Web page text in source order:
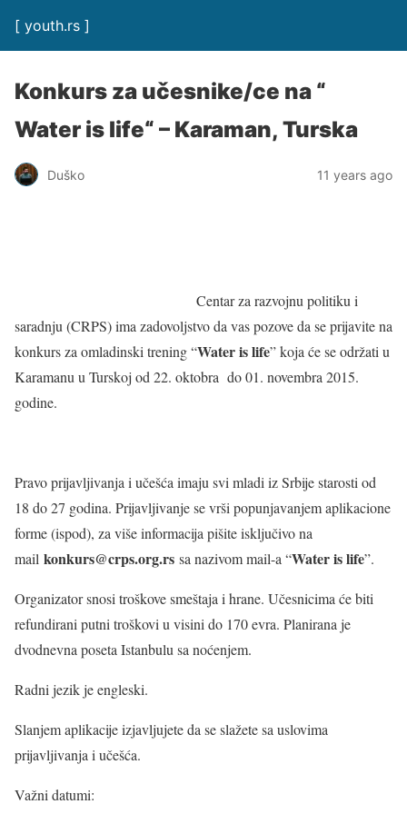
[ youth.rs ]
Konkurs za učesnike/ce na “
Water is life“ – Karaman, Turska
Duško 11 years ago
Centar za razvojnu politiku i
saradnju (CRPS) ima zadovoljstvo da vas pozove da se prijavite na
konkurs za omladinski trening “Water is life” koja će se održati u
Karamanu u Turskoj od 22. oktobra do 01. novembra 2015.
godine.
Pravo prijavljivanja i učešća imaju svi mladi iz Srbije starosti od
18 do 27 godina. Prijavljivanje se vrši popunjavanjem aplikacione
forme (ispod), za više informacija pišite isključivo na
mail konkurs@crps.org.rs sa nazivom mail-a “Water is life”.
Organizator snosi troškove smeštaja i hrane. Učesnicima će biti
refundirani putni troškovi u visini do 170 evra. Planirana je
dvodnevna poseta Istanbulu sa noćenjem.
Radni jezik je engleski.
Slanjem aplikacije izjavljujete da se slažete sa uslovima
prijavljivanja i učešća.
Važni datumi: